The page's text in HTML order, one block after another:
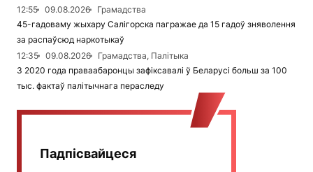
12:55
09.08.2026
Грамадства
45-гадоваму жыхару Салігорска пагражае да 15 гадоў зняволення
за распаўсюд наркотыкаў
12:35
09.08.2026
Грамадства, Палітыка
З 2020 года праваабаронцы зафіксавалі ў Беларусі больш за 100
тыс. фактаў палітычнага пераследу
Падпісвайцеся